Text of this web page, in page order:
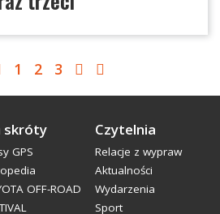
1 2 3
skróty
GPS
OFF-ROAD
Czytelnia
Relacje z wypraw
Aktualności
Wydarzenia
Sport